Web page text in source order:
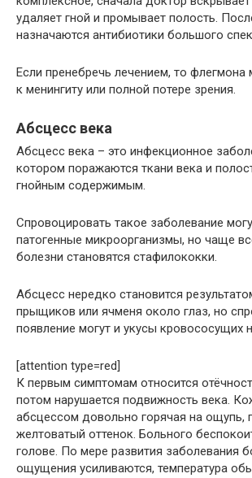
удаляет гной и промывает полость.
назначаются антибиотики большого
Если пренебречь лечением, то флегмона
к менингиту или полной потере зрения.
Абсцесс века
Абсцесс века – это инфекционное
котором поражаются ткани века и
гнойным содержимым.
Спровоцировать такое заболевание
патогенные микроорганизмы, но чаще
болезни становятся стафилококки.
Абсцесс нередко становится
прыщиков или ячменя около глаз, но
появление могут и укусы кровососущих
[attention type=red]
К первым симптомам относится
потом нарушается подвижность века.
абсцессом довольно горячая на ощупь,
желтоватый оттенок. Больного
голове. По мере развития заболевания
ощущения усиливаются, температура